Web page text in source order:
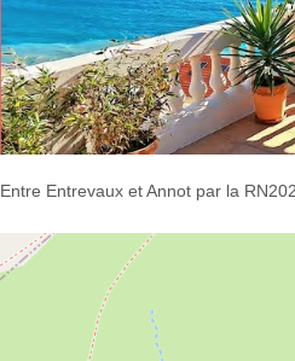
Entre Entrevaux et Annot par la